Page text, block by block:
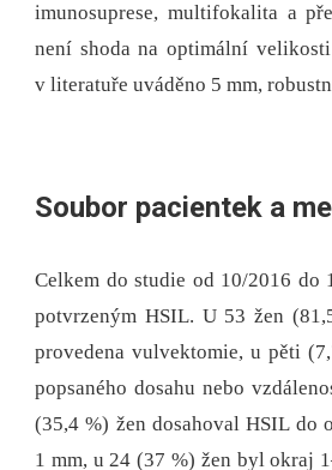
imunosuprese, multifokalita a
není shoda na optimální
v literatuře uváděno 5 mm,
Soubor pacientek a
Celkem do studie od 10/2016
potvrzeným HSIL. U 53 žen
provedena vulvektomie, u pěti
popsaného dosahu nebo
(35,4 %) žen dosahoval HSIL do
1 mm, u 24 (37 %) žen byl okraj